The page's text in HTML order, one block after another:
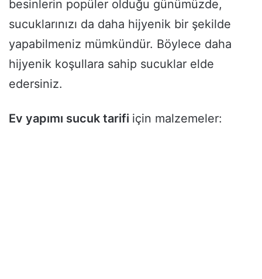
besinlerin popüler olduğu günümüzde,
sucuklarınızı da daha hijyenik bir şekilde
yapabilmeniz mümkündür. Böylece daha
hijyenik koşullara sahip sucuklar elde
edersiniz.
Ev yapımı sucuk tarifi için malzemeler: